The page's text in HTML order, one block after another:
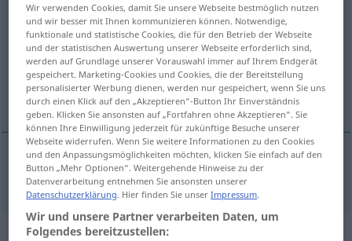
renitent
Übersicht aller Übersetzungen
(Für mehr Details die Übersetzung anklicken/antippen)
vzpůrný, renitentní
vzpůrný, renitentní renitent
Synonyme für "renitent"
Wir verwenden Cookies, damit Sie unsere Webseite bestmöglich nutzen
und wir besser mit Ihnen kommunizieren können. Notwendige,
funktionale und statistische Cookies, die für den Betrieb der Webseite
und der statistischen Auswertung unserer Webseite erforderlich sind,
werden auf Grundlage unserer Vorauswahl immer auf Ihrem Endgerät
gespeichert. Marketing-Cookies und Cookies, die der Bereitstellung
personalisierter Werbung dienen, werden nur gespeichert, wenn Sie uns
durch einen Klick auf den „Akzeptieren“-Button Ihr Einverständnis
geben. Klicken Sie ansonsten auf „Fortfahren ohne Akzeptieren“. Sie
können Ihre Einwilligung jederzeit für zukünftige Besuche unserer
Webseite widerrufen. Wenn Sie weitere Informationen zu den Cookies
und den Anpassungsmöglichkeiten möchten, klicken Sie einfach auf den
Button „Mehr Optionen“. Weitergehende Hinweise zu der
Datenverarbeitung entnehmen Sie ansonsten unserer
Datenschutzerklärung. Hier finden Sie unserImpressum.
Wir und unsere Partner verarbeiten Daten, um
Folgendes bereitzustellen: